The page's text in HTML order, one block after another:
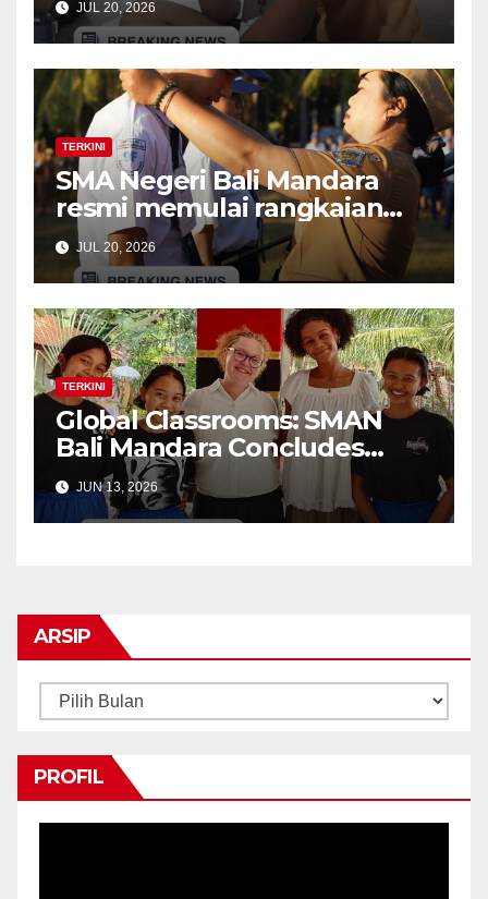
Calling (Time Capsule dan
Bonfire)
JUL 20, 2026
TERKINI
SMA Negeri Bali Mandara
resmi memulai rangkaian
kegiatan Masa Pengenalan
Lingkungan Sekolah (MPLS)
Ramah bagi murid baru
tahun ajaran 2026/2027
JUL 20, 2026
TERKINI
Global Classrooms: SMAN
Bali Mandara Concludes
Educational Exchange with
Ohio State University Interns
JUN 13, 2026
ARSIP
Arsip
PROFIL